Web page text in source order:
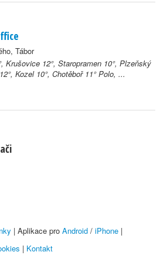
Tábor
Krušovice 12°, Staropramen 10°, Plzeňský
Kozel 10°, Chotěboř 11° Polo, ...
| Aplikace pro Android / iPhone |
| Kontakt